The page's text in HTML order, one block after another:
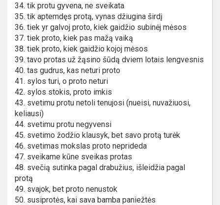
34. tik protu gyvena, ne sveikata
35. tik aptemdęs protą, vynas džiugina širdį
36. tiek yr galvoj proto, kiek gaidžio subinėj mėsos
37. tiek proto, kiek pas mažą vaiką
38. tiek proto, kiek gaidžio kojoj mėsos
39. tavo protas už žąsino šūdą dviem lotais lengvesnis
40. tas gudrus, kas neturi proto
41. sylos turi, o proto neturi
42. sylos stokis, proto imkis
43. svetimu protu netoli tenujosi (nueisi, nuvažiuosi,
keliausi)
44. svetimu protu negyvensi
45. svetimo žodžio klausyk, bet savo protą turėk
46. svetimas mokslas proto neprideda
47. sveikame kūne sveikas protas
48. svečią sutinka pagal drabužius, išleidžia pagal
protą
49. svajok, bet proto nenustok
50. susiprotės, kai sava bamba paniežtės